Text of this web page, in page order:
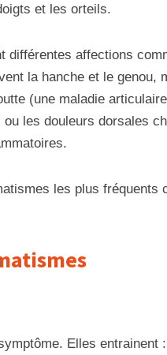
et les orteils.
différentes affections
la hanche et le genou,
(une maladie
les douleurs dorsales
les plus fréquents
Elles entrainent :